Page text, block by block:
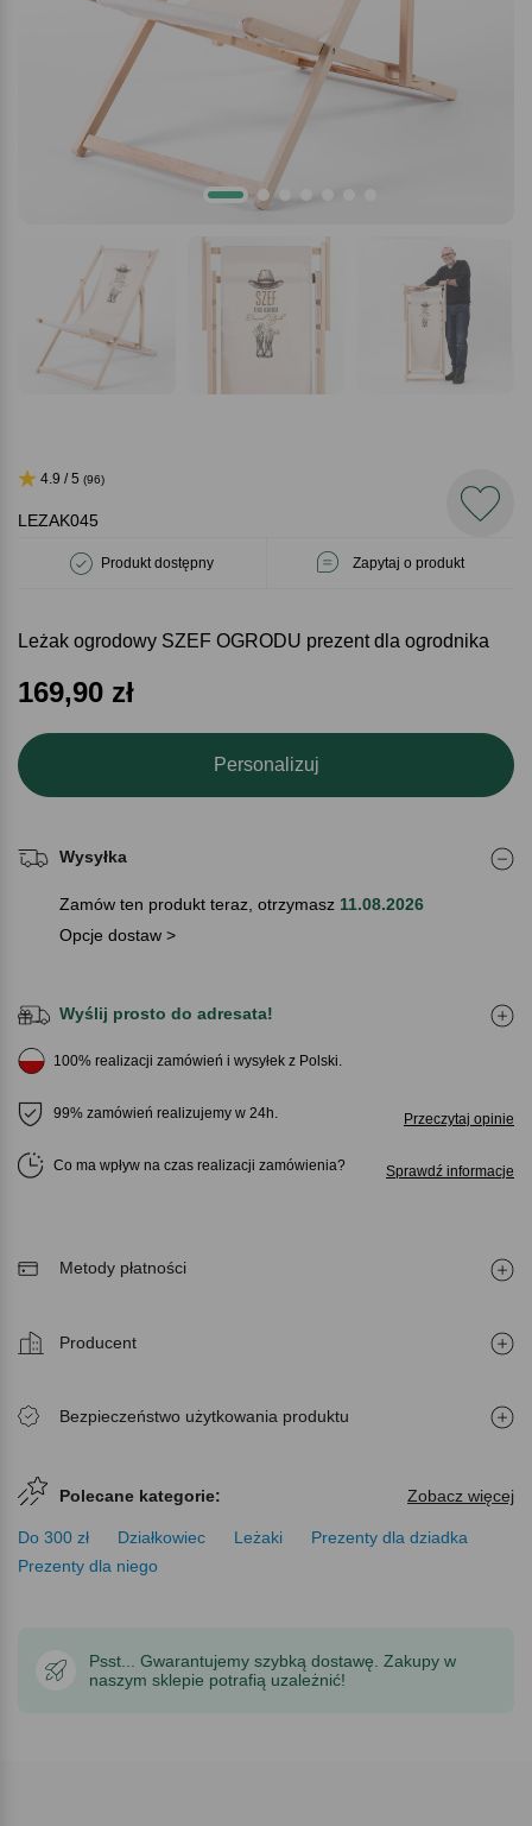
LEZAK045
Produkt dostępny Zapytaj o produkt
4.9 / 5 (96)
Leżak ogrodowy SZEF OGRODU prezent dla ogrodnika
169,90 zł
Personalizuj
Wysyłka
Zamów ten produkt teraz, otrzymasz 11.08.2026
Opcje dostaw >
Wyślij prosto do adresata!
100% realizacji zamówień i wysyłek z Polski.
99% zamówień realizujemy w 24h. Przeczytaj opinie
Co ma wpływ na czas realizacji zamówienia Sprawdź informacje
Metody płatności
Producent
Bezpieczeństwo użytkowania produktu
Polecane kategorie: Zobacz więcej
Do 300 zł Działkowiec Leżaki
Prezenty dla dziadka
Prezenty dla niego
Psst... Gwarantujemy szybką dostawę. Zakupy w
naszym sklepie potrafią uzależnić!